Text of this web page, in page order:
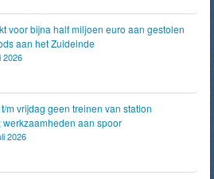
voor bijna half miljoen euro aan gestolen
aan het Zuideinde
2026
m vrijdag geen treinen van station
werkzaamheden aan spoor
2026